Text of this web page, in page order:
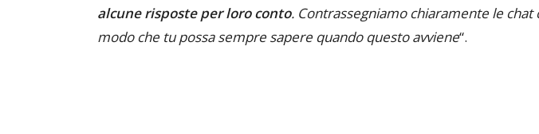
alcune risposte per loro conto. Contrassegniamo chiaramente le chat
modo che tu possa sempre sapere quando questo avviene“.